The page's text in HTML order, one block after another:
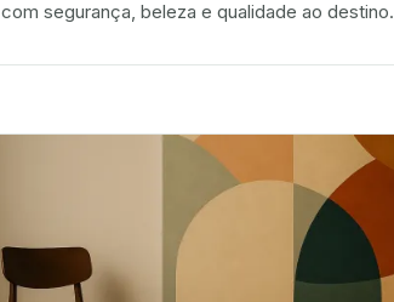
com segurança, beleza e qualidade ao destino.